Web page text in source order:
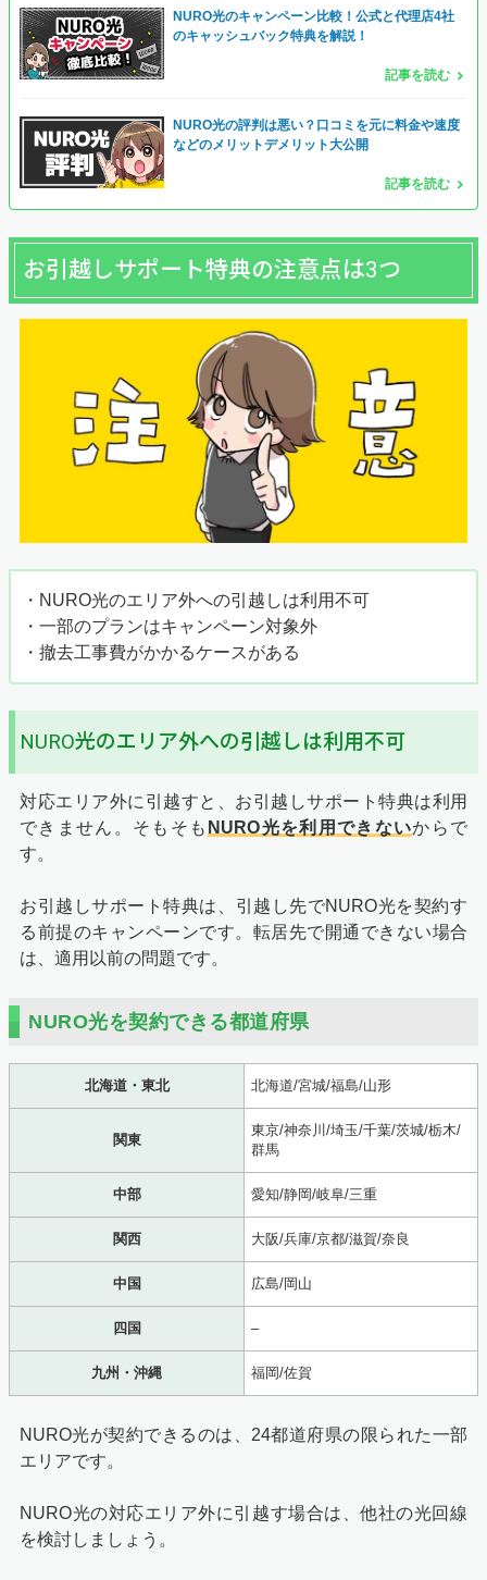
NURO光のキャンペーン比較！公式と代理店4社
のキャッシュバック特典を解説！
記事を読む
NURO光の評判は悪い？口コミを元に料金や速度
などのメリットデメリット大公開
記事を読む
お引越しサポート特典の注意点は3つ
・NURO光のエリア外への引越しは利用不可
・一部のプランはキャンペーン対象外
・撤去工事費がかかるケースがある
NURO光のエリア外への引越しは利用不可
対応エリア外に引越すと、お引越しサポート特典は利用
できません。そもそも NURO光を利用できないからで
す。
お引越しサポート特典は、引越し先でNURO光を契約す
る前提のキャンペーンです。転居先で開通できない場合
は、適用以前の問題です。
NURO光を契約できる都道府県
北海道・東北 北海道/宮城/福島/山形
関東
東京/神奈川/埼玉/千葉/茨城/栃木/
群馬
中部 愛知/静岡/岐阜/三重
関西 大阪/兵庫/京都/滋賀/奈良
中国 広島/岡山
四国 –
九州・沖縄 福岡/佐賀
NURO光が契約できるのは、24都道府県の限られた一部
エリアです。
NURO光の対応エリア外に引越す場合は、他社の光回線
を検討しましょう。